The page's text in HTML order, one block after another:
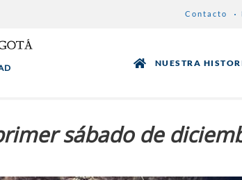
Contacto
NUESTRA
sábado de